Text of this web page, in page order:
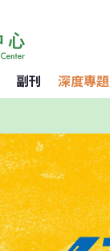
副刊 深度專題